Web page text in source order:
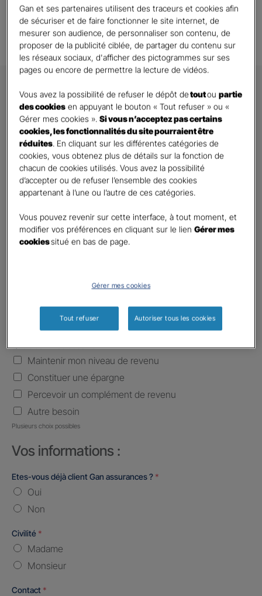
Alison A.
DEMANDE DE DEVIS
Prenez 2 minutes pour remplir ce rapide questionnaire afin
que l’agence sélectionnée vous recontacte rapidement
pour finaliser l’étude précise de votre besoin
GAN ASSURANCES LOUDUN - Samuel
CHAUSSEPIED
Information sur votre besoin :
Mes enfant(s)
Quels sont vos besoins ?*
Maintenir mon niveau de revenu
Constituer une épargne
Percevoir un complément de revenu
Autre besoin
Plusieurs choix possibles
Vos informations :
Etes-vous déjà client Gan assurances ? *
Oui
Non
Civilité *
Madame
Monsieur
Contact *
Gan et ses partenaires utilisent des traceurs et cookies afin
de sécuriser et de faire fonctionner le site internet, de
mesurer son audience, de personnaliser son contenu, de
proposer de la publicité ciblée, de partager du contenu sur
les réseaux sociaux, d'afficher des pictogrammes sur ses
pages ou encore de permettre la lecture de vidéos.
Vous avez la possibilité de refuser le dépôt detoutoupartie
des cookies en appuyant le bouton « Tout refuser » ou «
Gérer mes cookies ».Si vous n’acceptez pas certains
cookies, les fonctionnalités du site pourraient être
réduites. En cliquant sur les différentes catégories de
cookies, vous obtenez plus de détails sur la fonction de
chacun de cookies utilisés. Vous avez la possibilité
d’accepter ou de refuser l’ensemble des cookies
appartenant à l’une ou l’autre de ces catégories.
Vous pouvez revenir sur cette interface, à tout moment, et
modifier vos préférences en cliquant sur le lienGérer mes
cookiessitué en bas de page.
Gérer mes cookies
Tout refuser Autoriser tous les cookies